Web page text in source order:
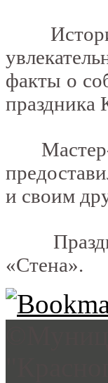
факты о
праздника
Мастер-
и своим
«Стена».